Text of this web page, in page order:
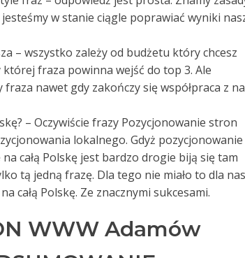
w stanie ciągle poprawiać wyniki
– wszystko zależy od budżetu który chcesz
fraza powinna wejść do top 3. Ale
nawet gdy zakończy się współpraca z
– Oczywiście frazy Pozycjonowanie stron
lokalnego. Gdyż pozycjonowanie
całą Polskę jest bardzo drogie biją się tam
tą jedną frazę. Dla tego nie miało to dla nas
całą Polskę. Ze znacznymi sukcesami.
WWW Adamów